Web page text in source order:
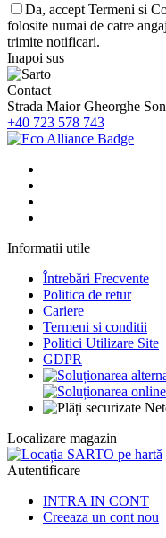
Da, accept Termeni si
folosite numai de catre
trimite notificari.
Inapoi sus
Contact
Strada Maior Gheorghe
+40 723 578 743
Informatii utile
Întrebări Frecvente
Politica de retur
Cariere
Termeni si conditii
Politici Utilizare Site
GDPR
Localizare magazin
Autentificare
INTRA IN CONT
Creeaza un cont nou